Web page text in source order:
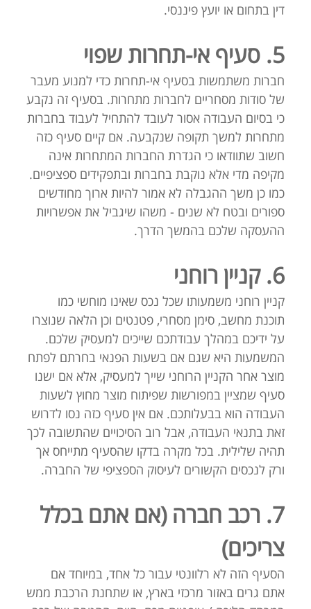
דין בתחום או יועץ פיננסי.
5. סעיף אי-תחרות שפוי
חברות משתמשות בסעיף אי-תחרות כדי למנוע מעבר
של סודות מסחריים לחברות מתחרות. בסעיף זה נקבע
כי בסיום העבודה אסור לעובד להתחיל לעבוד בחברות
מתחרות למשך תקופה שנקבעה. אם קיים סעיף כזה
חשוב שתוודאו כי הגדרת החברות המתחרות אינה
מקיפה מדי אלא נוקבת בחברות ובתפקידים ספציפיים.
כמו כן משך ההגבלה לא אמור להיות ארוך מחודשים
ספורים ובטח לא שנים - משהו שיגביל את אפשרויות
ההעסקה שלכם בהמשך הדרך.
6. קניין רוחני
קניין רוחני משמעותו שכל נכס שאינו מוחשי כמו
תוכנת מחשב, סימן מסחרי, פטנטים וכן הלאה שנוצרו
על ידיכם במהלך עבודתכם שייכים למעסיק שלכם.
המשמעות היא שגם אם בשעות הפנאי בחרתם לפתח
מוצר אחר הקניין הרוחני שייך למעסיק, אלא אם ישנו
סעיף שמציין במפורשות שפיתוח מוצר מחוץ לשעות
העבודה הוא בבעלותכם. אם אין סעיף כזה נסו לדרוש
זאת בתנאי העבודה, אבל רוב הסיכויים שהתשובה לכך
תהיה שלילית. בכל מקרה בדקו שהסעיף מתייחס אך
ורק לנכסים הקשורים לעיסוק הספציפי של החברה.
7. רכב חברה (אם אתם בכלל
צריכים)
הסעיף הזה לא רלוונטי עבור כל אחד, במיוחד אם
אתם גרים באזור מרכזי בארץ, או שתחנת הרכבת ממש